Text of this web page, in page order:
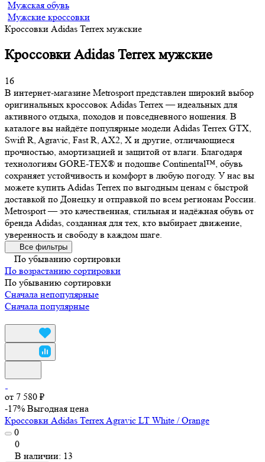
Мужская обувь
Мужские кроссовки
Кроссовки Adidas Terrex мужские
Кроссовки Adidas Terrex мужские
16
В интернет-магазине Metrosport представлен широкий выбор
оригинальных кроссовок Adidas Terrex — идеальных для
активного отдыха, походов и повседневного ношения. В
каталоге вы найдёте популярные модели Adidas Terrex GTX,
Swift R, Agravic, Fast R, AX2, X и другие, отличающиеся
прочностью, амортизацией и защитой от влаги. Благодаря
технологиям GORE-TEX® и подошве Continental™, обувь
сохраняет устойчивость и комфорт в любую погоду. У нас вы
можете купить Adidas Terrex по выгодным ценам с быстрой
доставкой по Донецку и отправкой по всем регионам России.
Metrosport — это качественная, стильная и надёжная обувь от
бренда Adidas, созданная для тех, кто выбирает движение,
уверенность и свободу в каждом шаге.
Все фильтры
По убыванию сортировки
По возрастанию сортировки
По убыванию сортировки
Сначала непопулярные
Сначала популярные
от 7 580 ₽
-17% Выгодная цена
Кроссовки Adidas Terrex Agravic LT White / Orange
0
0
В наличии: 13